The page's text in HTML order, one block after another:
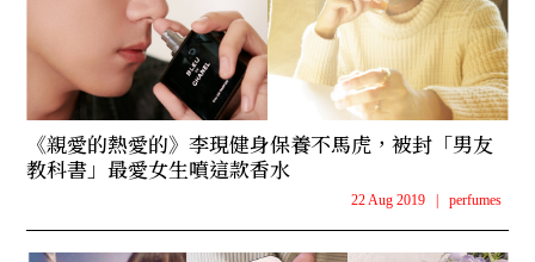
《親愛的熱愛的》李現健身保養不馬虎，被封「男友
教科書」最愛女生噴這款香水
22 Aug 2019 perfumes